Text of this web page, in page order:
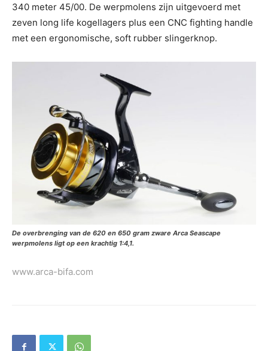
340 meter 45/00. De werpmolens zijn uitgevoerd met
zeven long life kogellagers plus een CNC fighting handle
met een ergonomische, soft rubber slingerknop.
De overbrenging van de 620 en 650 gram zware Arca Seascape
werpmolens ligt op een krachtig 1:4,1.
www.arca-bifa.com